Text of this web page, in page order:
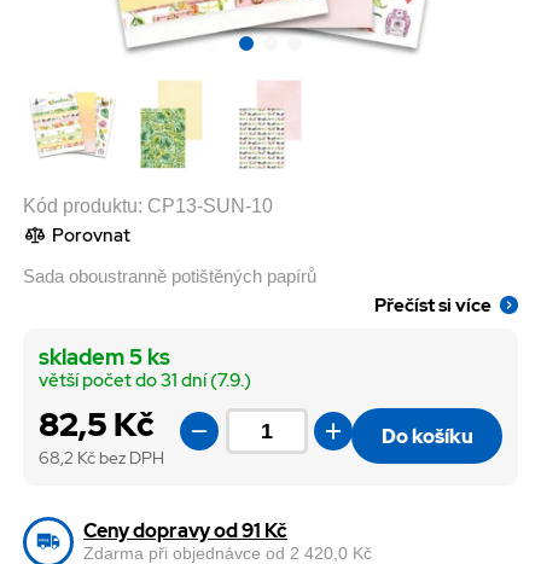
Kód produktu: CP13-SUN-10
Porovnat
Sada oboustranně potištěných papírů
Přečíst si více
82,5 Kč
68,2 Kč bez DPH
skladem 5 ks
větší počet do 31 dní (7.9.)
Do košíku
Ceny dopravy od 91 Kč
Zdarma při objednávce od 2 420,0 Kč